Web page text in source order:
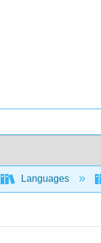
Languages